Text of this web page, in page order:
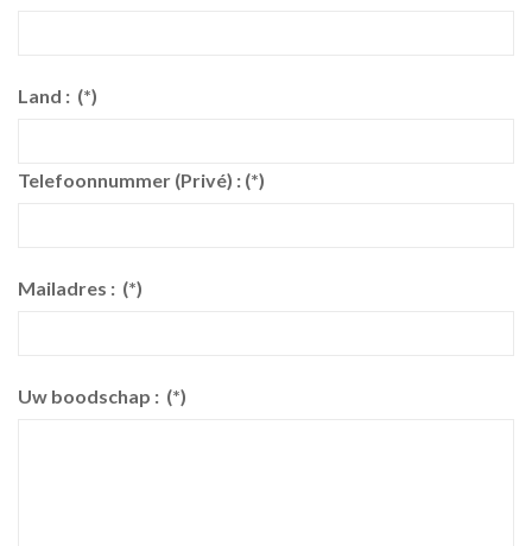
Land : (*)
Telefoonnummer (Privé) : (*)
Mailadres : (*)
Uw boodschap : (*)